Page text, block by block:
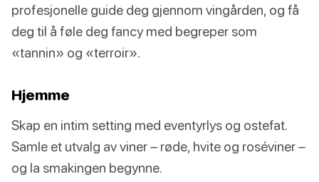
profesjonelle guide deg gjennom vingården, og få
deg til å føle deg fancy med begreper som
«tannin» og «terroir».
Hjemme
Skap en intim setting med eventyrlys og ostefat.
Samle et utvalg av viner – røde, hvite og roséviner –
og la smakingen begynne.